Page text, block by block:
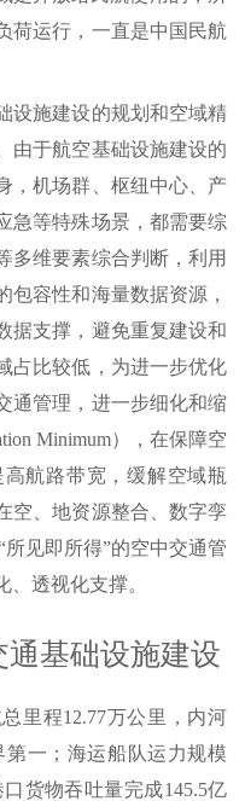
荷运行，一直是中国民航
设施建设的规划和空域精
由于航空基础设施建设的
，机场群、枢纽中心、产
急等特殊场景，都需要综
多维要素综合判断，利用
包容性和海量数据资源，
据支撑，避免重复建设和
占比较低，为进一步优化
通管理，进一步细化和缩
Minimum），在保障空
航路带宽，缓解空域瓶
空、地资源整合、数字孪
见即所得”的空中交通管
透视化支撑。
基础设施建设
里程12.77万公里，内河
第一；海运船队运力规模
货物吞吐量完成145.5亿